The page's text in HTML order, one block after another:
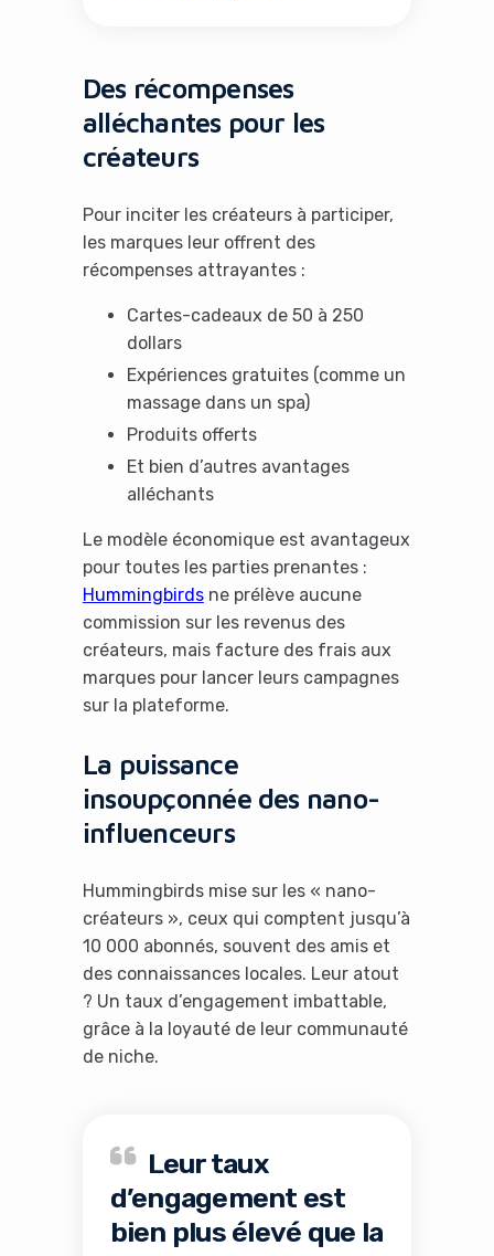
Des récompenses
alléchantes pour les
créateurs
Pour inciter les créateurs à participer,
les marques leur offrent des
récompenses attrayantes :
Cartes-cadeaux de 50 à 250
dollars
Expériences gratuites (comme un
massage dans un spa)
Produits offerts
Et bien d’autres avantages
alléchants
Le modèle économique est avantageux
pour toutes les parties prenantes :
Hummingbirdsne prélève aucune
commission sur les revenus des
créateurs, mais facture des frais aux
marques pour lancer leurs campagnes
sur la plateforme.
La puissance
insoupçonnée des nano-
influenceurs
Hummingbirds mise sur les « nano-
créateurs », ceux qui comptent jusqu’à
10 000 abonnés, souvent des amis et
des connaissances locales. Leur atout
? Un taux d’engagement imbattable,
grâce à la loyauté de leur communauté
de niche.
Leur taux
d’engagement est
bien plus élevé que la